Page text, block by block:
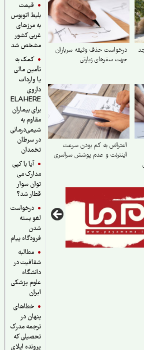
قیمت
بلیط اتوبوس
به مرزهای
غربی کشور
مشخص شد
کمک به
تأمین مالی
یا واردات
داروی
ELAHERE
برای بیماران
مقاوم به
شیمی‌درمانی
در سرطان
تخمدان
آیا با کپی
مدارک می
توان سوار
قطار شد؟
درخواست
لغو بسته
فرودگاه پیام
مطالبه
شفافیت در
دانشگاه
علوم پزشکی
خطاهای
پنهان در
ترجمه مدرک
تحصیلی که
پرونده اپلای
درخواست حذف وثیقه سربازان
جهت سفرهای زیارتی
اعتراض به کم بودن سرعت
اینترنت و عدم پوشش سراسری